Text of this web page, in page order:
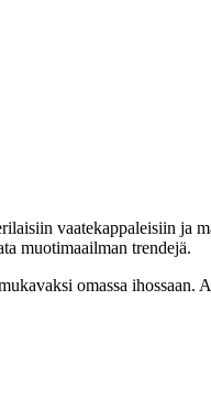
vaatekappaleisiin
muotimaailman trendejä.
omassa